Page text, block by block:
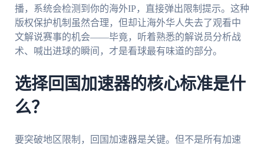
播，系统会检测到你的海外IP，直接弹出限制提示。这种
版权保护机制虽然合理，但却让海外华人失去了观看中
文解说赛事的机会——毕竟，听着熟悉的解说员分析战
术、喊出进球的瞬间，才是看球最有味道的部分。
选择回国加速器的核心标准是什
么？
要突破地区限制，回国加速器是关键。但不是所有加速